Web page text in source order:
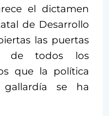
el dictamen
de Desarrollo
las puertas
de todos los
que la política
se ha